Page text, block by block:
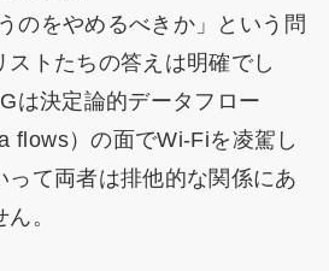
のをやめるべきか」という問
ストたちの答えは明確でし
は決定論的データフロー
flows）の面でWi-Fiを凌駕し
って両者は排他的な関係にあ
。